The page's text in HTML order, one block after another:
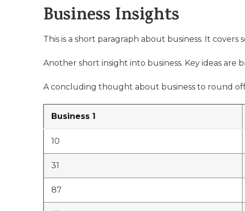
Business Insights
This is a short paragraph about business. It covers
Another short insight into business. Key ideas are
A concluding thought about business to round
Business 1
10
31
87